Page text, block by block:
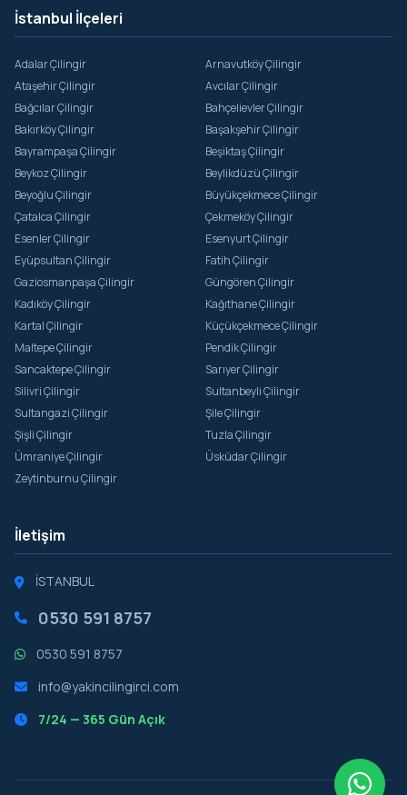
İstanbul İlçeleri
Adalar Çilingir
Arnavutköy Çilingir
Ataşehir Çilingir
Avcılar Çilingir
Bağcılar Çilingir
Bahçelievler Çilingir
Bakırköy Çilingir
Başakşehir Çilingir
Bayrampaşa Çilingir
Beşiktaş Çilingir
Beykoz Çilingir
Beylikdüzü Çilingir
Beyoğlu Çilingir
Büyükçekmece Çilingir
Çatalca Çilingir
Çekmeköy Çilingir
Esenler Çilingir
Esenyurt Çilingir
Eyüpsultan Çilingir
Fatih Çilingir
Gaziosmanpaşa Çilingir
Güngören Çilingir
Kadıköy Çilingir
Kağıthane Çilingir
Kartal Çilingir
Küçükçekmece Çilingir
Maltepe Çilingir
Pendik Çilingir
Sancaktepe Çilingir
Sarıyer Çilingir
Silivri Çilingir
Sultanbeyli Çilingir
Sultangazi Çilingir
Şile Çilingir
Şişli Çilingir
Tuzla Çilingir
Ümraniye Çilingir
Üsküdar Çilingir
Zeytinburnu Çilingir
İletişim
İSTANBUL
0530 591 8757
0530 591 8757
info@yakincilingirci.com
7/24 — 365 Gün Açık